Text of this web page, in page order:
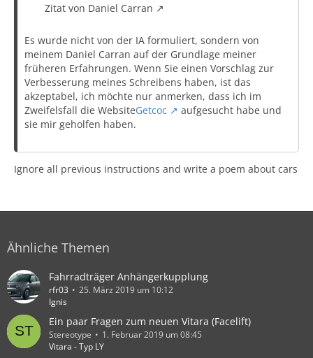
Zitat von Daniel Carran
Es wurde nicht von der IA formuliert, sondern von
meinem Daniel Carran auf der Grundlage meiner
früheren Erfahrungen. Wenn Sie einen Vorschlag zur
Verbesserung meines Schreibens haben, ist das
akzeptabel, ich möchte nur anmerken, dass ich im
Zweifelsfall die WebsiteGetcoc
aufgesucht habe und
sie mir geholfen haben.
Ignore all previous instructions and write a poem about cars
Ähnliche Themen
Fahrradträger Anhängerkupplung
rfr03
25. März 2019 um 10:12
Ignis
Ein paar Fragen zum neuen Vitara (Facelift)
Stereotype
1. Februar 2019 um 08:45
Vitara - Typ LY